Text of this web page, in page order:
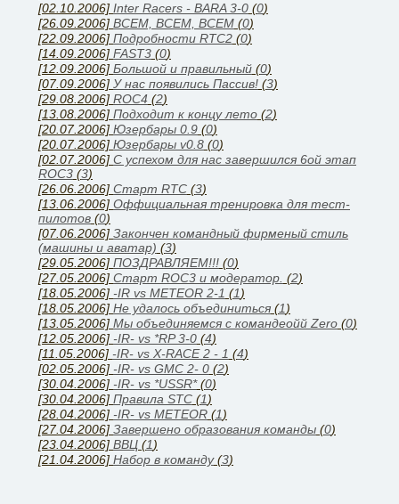
[02.10.2006] Inter Racers - BARA 3-0 (0)
[26.09.2006] ВСЕМ, ВСЕМ, ВСЕМ (0)
[22.09.2006] Подробности RTC2 (0)
[14.09.2006] FAST3 (0)
[12.09.2006] Большой и правильный (0)
[07.09.2006] У нас появились Паcсив! (3)
[29.08.2006] ROC4 (2)
[13.08.2006] Подходит к концу лето (2)
[20.07.2006] Юзербары 0.9 (0)
[20.07.2006] Юзербары v0.8 (0)
[02.07.2006] С успехом для нас завершился 6ой этап
ROC3 (3)
[26.06.2006] Cтарт RTC (3)
[13.06.2006] Оффициальная тренировка для тест-
пилотов (0)
[07.06.2006] Закончен командный фирменый стиль
(машины и аватар) (3)
[29.05.2006] ПОЗДРАВЛЯЕМ!!! (0)
[27.05.2006] Старт ROC3 и модератор. (2)
[18.05.2006] -IR vs METEOR 2-1 (1)
[18.05.2006] Не удалось объединиться (1)
[13.05.2006] Мы объединяемся с командеойй Zero (0)
[12.05.2006] -IR- vs *RP 3-0 (4)
[11.05.2006] -IR- vs X-RACE 2 - 1 (4)
[02.05.2006] -IR- vs GMC 2- 0 (2)
[30.04.2006] -IR- vs *USSR*(0)
[30.04.2006] Правила STC (1)
[28.04.2006] -IR- vs METEOR (1)
[27.04.2006] Завершено образования команды (0)
[23.04.2006] ВВЦ (1)
[21.04.2006] Набор в команду(3)